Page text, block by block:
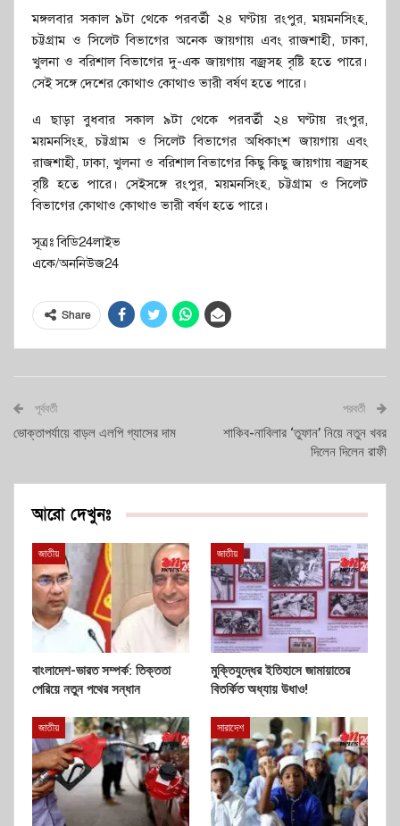
মঙ্গলবার সকাল ৯টা থেকে পরবর্তী ২৪ ঘণ্টায় রংপুর, ময়মনসিংহ,
চট্টগ্রাম ও সিলেট বিভাগের অনেক জায়গায় এবং রাজশাহী, ঢাকা,
খুলনা ও বরিশাল বিভাগের দু-এক জায়গায় বজ্রসহ বৃষ্টি হতে পারে।
সেই সঙ্গে দেশের কোথাও কোথাও ভারী বর্ষণ হতে পারে।
এ ছাড়া বুধবার সকাল ৯টা থেকে পরবর্তী ২৪ ঘণ্টায় রংপুর,
ময়মনসিংহ, চট্টগ্রাম ও সিলেট বিভাগের অধিকাংশ জায়গায় এবং
রাজশাহী, ঢাকা, খুলনা ও বরিশাল বিভাগের কিছু কিছু জায়গায় বজ্রসহ
বৃষ্টি হতে পারে। সেইসঙ্গে রংপুর, ময়মনসিংহ, চট্টগ্রাম ও সিলেট
বিভাগের কোথাও কোথাও ভারী বর্ষণ হতে পারে।
সূত্রঃ বিডি24লাইভ
একে/অননিউজ24
Share
পূর্ববর্তী
ভোক্তাপর্যায়ে বাড়ল এলপি গ্যাসের দাম
পরবর্তী
শাকিব-নাবিলার ‘তুফান’ নিয়ে নতুন খবর
দিলেন দিলেন রাফী
আরো দেখুনঃ
জাতীয়
বাংলাদেশ-ভারত সম্পর্ক: তিক্ততা
পেরিয়ে নতুন পথের সন্ধান
জাতীয়
মুক্তিযুদ্ধের ইতিহাসে জামায়াতের
বিতর্কিত অধ্যায় উধাও!
জাতীয় সারাদেশ